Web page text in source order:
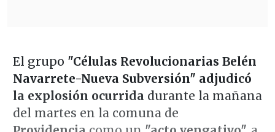
El grupo "Células Revolucionarias Belén
Navarrete-Nueva Subversión" adjudicó
la explosión ocurrida durante la mañana
del martes en la comuna de